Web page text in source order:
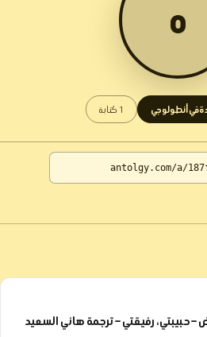
ه
في أنطولوجي 1 كتابة
حبيبتي، رفيقتي – ترجمة هاني السعيد